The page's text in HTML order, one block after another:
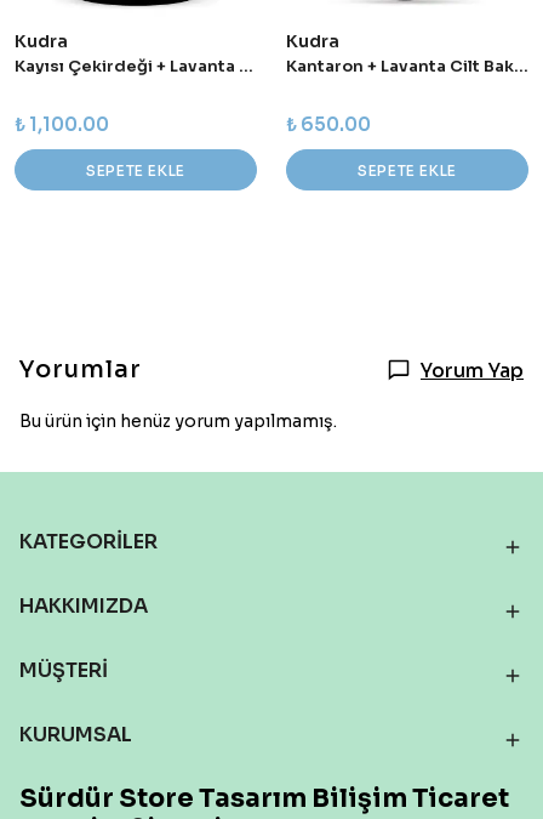
Kudra
Kayısı Çekirdeği + Lavanta Yüz Temizleme Hamuru 50 ml
₺ 1,100.00
SEPETE EKLE
Kudra
Kantaron + Lavanta Cilt Bakım Balsamı 30 ml
₺ 650.00
SEPETE EKLE
Yorumlar Yorum Yap
Bu ürün için henüz yorum yapılmamış.
KATEGORİLER
HAKKIMIZDA
MÜŞTERİ
KURUMSAL
Sürdür Store Tasarım Bilişim Ticaret